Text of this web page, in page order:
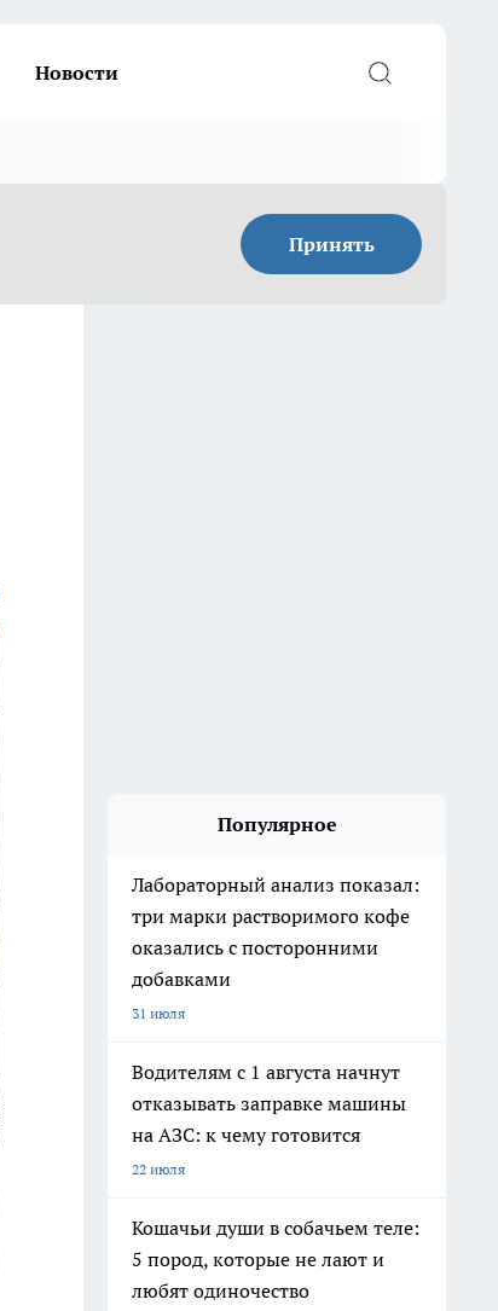
Новости
Принять
Популярное
Лабораторный анализ показал:
три марки растворимого кофе
оказались с посторонними
добавками
31 июля
Водителям с 1 августа начнут
отказывать заправке машины
на АЗС: к чему готовится
22 июля
Кошачьи души в собачьем теле:
5 пород, которые не лают и
любят одиночество